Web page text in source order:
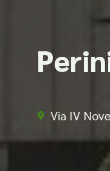
Via IV